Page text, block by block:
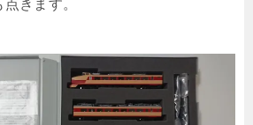
きます。